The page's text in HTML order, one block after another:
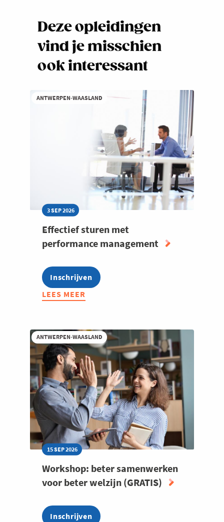
Deze opleidingen
vind je misschien
ook interessant
ANTWERPEN-WAASLAND
3 SEP 2026
Effectief sturen met
performance management
Inschrijven
LEES MEER
ABOUT
MET
PERFORMANCE
MANAGEMENT
ANTWERPEN-WAASLAND
15 SEP 2026
Workshop: beter samenwerken
voor beter welzijn (GRATIS)
Inschrijven